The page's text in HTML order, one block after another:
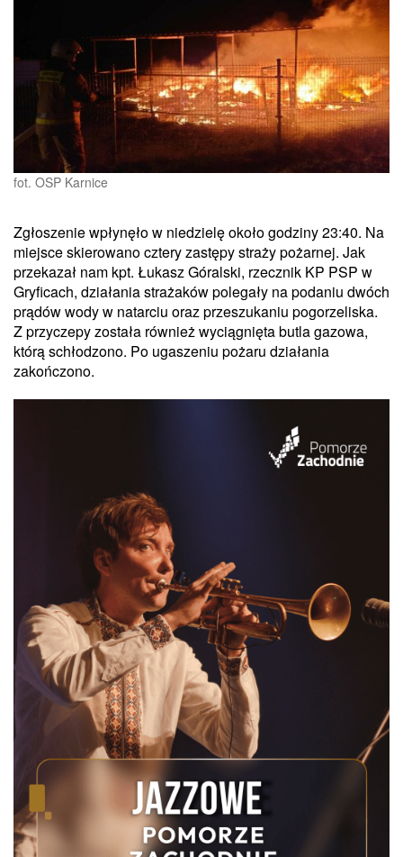
fot. OSP Karnice
Zgłoszenie wpłynęło w niedzielę około godziny 23:40. Na
miejsce skierowano cztery zastępy straży pożarnej. Jak
przekazał nam kpt. Łukasz Góralski, rzecznik KP PSP w
Gryficach, działania strażaków polegały na podaniu dwóch
prądów wody w natarciu oraz przeszukaniu pogorzeliska.
Z przyczepy została również wyciągnięta butla gazowa,
którą schłodzono. Po ugaszeniu pożaru działania
zakończono.